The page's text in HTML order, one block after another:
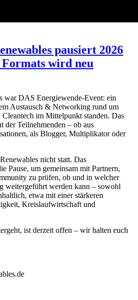
pausiert 2026
wird neu
war DAS Energiewende-Event: ein
Austausch & Networking rund um
Cleantech im Mittelpunkt standen. Das
der Teilnehmenden – ob aus
als Blogger, Multiplikator oder
nicht statt. Das
Pause, um gemeinsam mit Partnern,
zu prüfen, ob und in welcher
weitergeführt werden kann – sowohl
etwa mit einer stärkeren
Kreislaufwirtschaft und
ist derzeit offen – wir halten euch